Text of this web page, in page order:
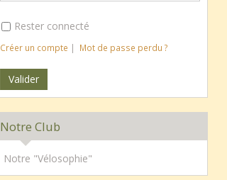
Rester connecté
Créer un compte | Mot de passe perdu ?
Notre Club
Notre "Vélosophie"